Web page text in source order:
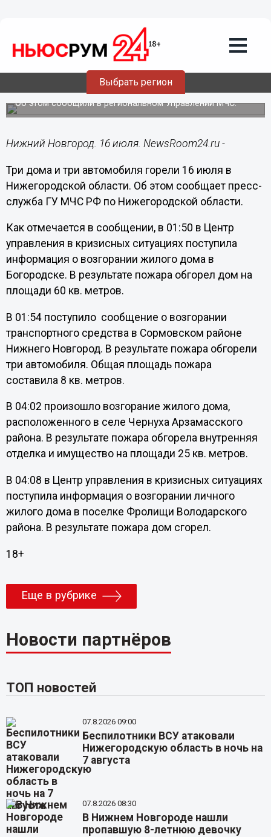
Выбрать регион
16.07.201813:09
Три дома и три автомобиля горели 16
июля в Нижегородской области
Об этом сообщили в региональном Управлении МЧС.
Нижний Новгород. 16 июля. NewsRoom24.ru -
Три дома и три автомобиля горели 16 июля в
Нижегородской области. Об этом сообщает пресс-
служба ГУ МЧС РФ по Нижегородской области.
Как отмечается в сообщении, в 01:50 в Центр
управления в кризисных ситуациях поступила
информация о возгорании жилого дома в
Богородске. В результате пожара обгорел дом на
площади 60 кв. метров.
В 01:54 поступило сообщение о возгорании
транспортного средства в Сормовском районе
Нижнего Новгород. В результате пожара обгорели
три автомобиля. Общая площадь пожара
составила 8 кв. метров.
В 04:02 произошло возгорание жилого дома,
расположенного в селе Чернуха Арзамасского
района. В результате пожара обгорела внутренняя
отделка и имущество на площади 25 кв. метров.
В 04:08 в Центр управления в кризисных ситуациях
поступила информация о возгорании личного
жилого дома в поселке Фролищи Володарского
района. В результате пожара дом сгорел.
18+
Еще в рубрике
Новости партнёров
ТОП новостей
07.8.2026 09:00
Беспилотники ВСУ атаковали
Нижегородскую область в ночь на
7 августа
07.8.2026 08:30
В Нижнем Новгороде нашли
пропавшую 8-летнюю девочку